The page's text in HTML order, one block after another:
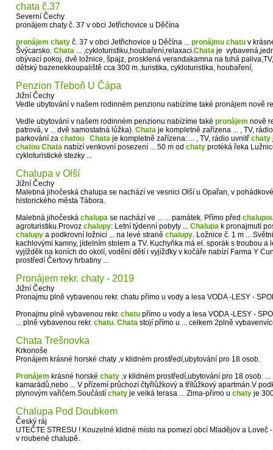
chata č.37
Severní Čechy
pronájem chaty č. 37 v obci Jetřichovice u Děčína
pronájem chaty č. 37 v obci Jetřichovice u Děčína ... pronájmu chatu v
Švýcarsko. Chata ... ,cykloturistiku,houbaření,relaxaci.Chata je
obývací pokoj, dvě ložnice, špajz, prosklená verandakamna na tuhá
dětský bazenekkoupaliště cca 300 m.,turistika, cykloturistika, houbaření,
Penzion Třeboň U Čápa
Jižní Čechy
Vedle ubytování v našem rodinném penzionu nabízíme také pronájem nově
Vedle ubytování v našem rodinném penzionu nabízíme také pronájem nově
patrová, v ... dvě samostatná lůžka). Chata je kompletně zařízena ... , TV,
parkování za chatou Chata je kompletně zařízena: ... , TV, rádio uvnitř chaty
chatou Chata nabízí venkovní posezení ... 50 m od chaty protéká řeka
cykloturistické stezky ...
Chalupa v Olší
Jižní Čechy
Malebná jihočeská chalupa se nachází ve vesnici Olší u Opařan, v
historického města Tábora.
Malebná jihočeská chalupa se nachází ve ... ... památek. Přímo před
agroturistiku.Provoz chalupy: Letní týdenní pobyty ... Chalupa k pronajmutí
chalupy a podkrovní ložnici ... na levé straně chalupy. Ložnice č. 1 m ...
kachlovými kamny, jídelním stolem a TV. Kuchyňka má el. sporák s troubou a
vyjížděk na koních do okolí, vodění dětí i vyjížďky v kočáře nabízí Farma Y
prostředí Čertovy hrbatiny ...
Pronájem rekr. chaty - 2019
Jižní Čechy
Pronajmu plně vybavenou rekr. chatu přímo u vody a lesa VODA -LESY -
Pronajmu plně vybavenou rekr. chatu přímo u vody a lesa VODA -LESY -
... plně vybavenou rekr. chatu. Chata stojí přímo u ... celkem 2plně
Chata Trešnovka
Krkonoše
Pronájem krásné horské chaty ,v klidném prostředí,ubytování pro 18 osob.
Pronájem krásné horské chaty ,v klidném prostředí,ubytování pro 18 osob.
kamarádů,nebo ... V přízemí průchozí čtyřlůžkový a třílůžkový apartmán.V
plynovým vařičem.Součástí chaty je velká terasa ... Zima-přímo u chaty je
Chalupa Pod Doubkem
Český ráj
UTEČTE STRESU ! Kouzelné klidné místo na pomezí obcí Mladějov a Loveč
v roubené chalupě.